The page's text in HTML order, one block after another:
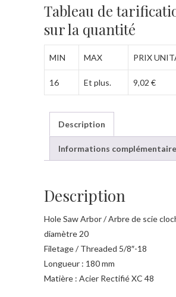
scie
cloche
180
mm
5/8"-18
Tableau de
sur la quantité
MIN MAX PRIX
16 Et plus. 9,02 €
Description
Informations
Description
Hole Saw Arbor / Arbre de scie
diamètre 20
Filetage / Threaded 5/8″-18
Longueur : 180 mm
Matière : Acier Rectifié XC 48